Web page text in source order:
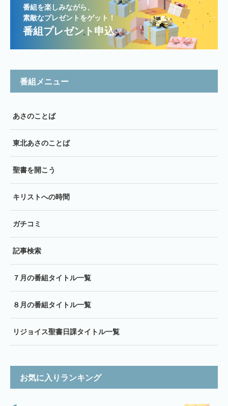
番組を楽しみながら、
素敵なプレゼントをゲット！
番組プレゼント申込
番組メニュー
あさのことば
東北あさのことば
聖書を開こう
キリストへの時間
ガチコミ
記事検索
７月の番組タイトル一覧
８月の番組タイトル一覧
リジョイス聖書日課タイトル一覧
お気に入りランキング